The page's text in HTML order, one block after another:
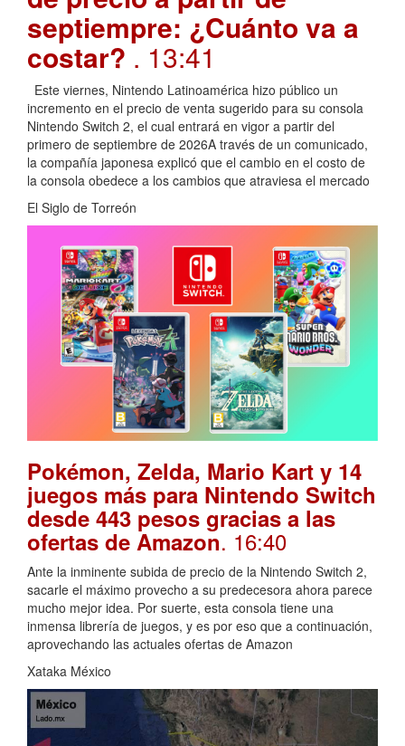
septiempre: ¿Cuánto va a
costar?. 13:41
Este viernes, Nintendo Latinoamérica hizo público un
incremento en el precio de venta sugerido para su consola
Nintendo Switch 2, el cual entrará en vigor a partir del
primero de septiembre de 2026A través de un comunicado,
la compañía japonesa explicó que el cambio en el costo de
la consola obedece a los cambios que atraviesa el mercado
El Siglo de Torreón
Pokémon, Zelda, Mario Kart y 14
juegos más para Nintendo Switch
desde 443 pesos gracias a las
ofertas de Amazon. 16:40
Ante la inminente subida de precio de la Nintendo Switch 2,
sacarle el máximo provecho a su predecesora ahora parece
mucho mejor idea. Por suerte, esta consola tiene una
inmensa librería de juegos, y es por eso que a continuación,
aprovechando las actuales ofertas de Amazon
Xataka México